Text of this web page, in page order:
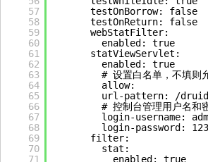
57
58
59
60
61
62
63
64
65
66
67
68
69
70
71
testOnBorrow: false
testOnReturn: false
webStatFilter:
enabled: true
statViewServlet:
enabled: true
# 设置白名单，不填则
allow:
url-pattern: /
# 控制台管理用户名和
login-username:
login-password:
filter:
stat:
enabled: true